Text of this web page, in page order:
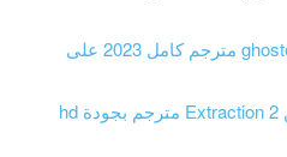
فيلم ghosted.. مشاهدة فيلم ghosted مترجم كامل 2023 على
لينك مشاهدة فيلم اكسترا اكشن Extraction 2 مترجم بجودة hd